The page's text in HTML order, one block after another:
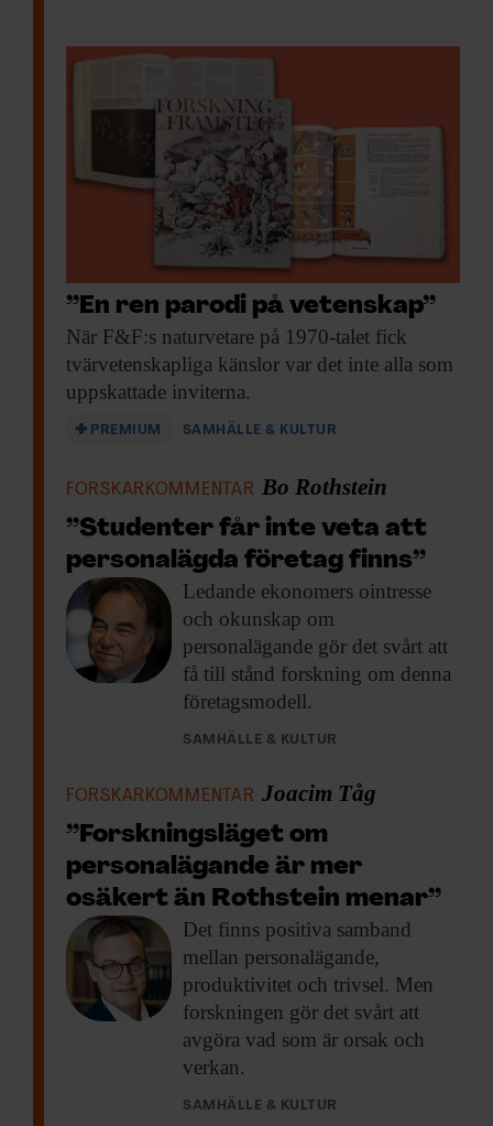
”En ren parodi på vetenskap”
När F&F:s naturvetare på 1970-talet fick
tvärvetenskapliga känslor var det inte alla som
uppskattade inviterna.
PREMIUM SAMHÄLLE & KULTUR
FORSKARKOMMENTAR Bo Rothstein
”Studenter får inte veta att
personalägda företag finns”
Ledande ekonomers ointresse
och okunskap om
personalägande gör det svårt att
få till stånd forskning om denna
företagsmodell.
SAMHÄLLE & KULTUR
FORSKARKOMMENTAR Joacim Tåg
”Forskningsläget om
personalägande är mer
osäkert än Rothstein menar”
Det finns positiva samband
mellan personalägande,
produktivitet och trivsel. Men
forskningen gör det svårt att
avgöra vad som är orsak och
verkan.
SAMHÄLLE & KULTUR